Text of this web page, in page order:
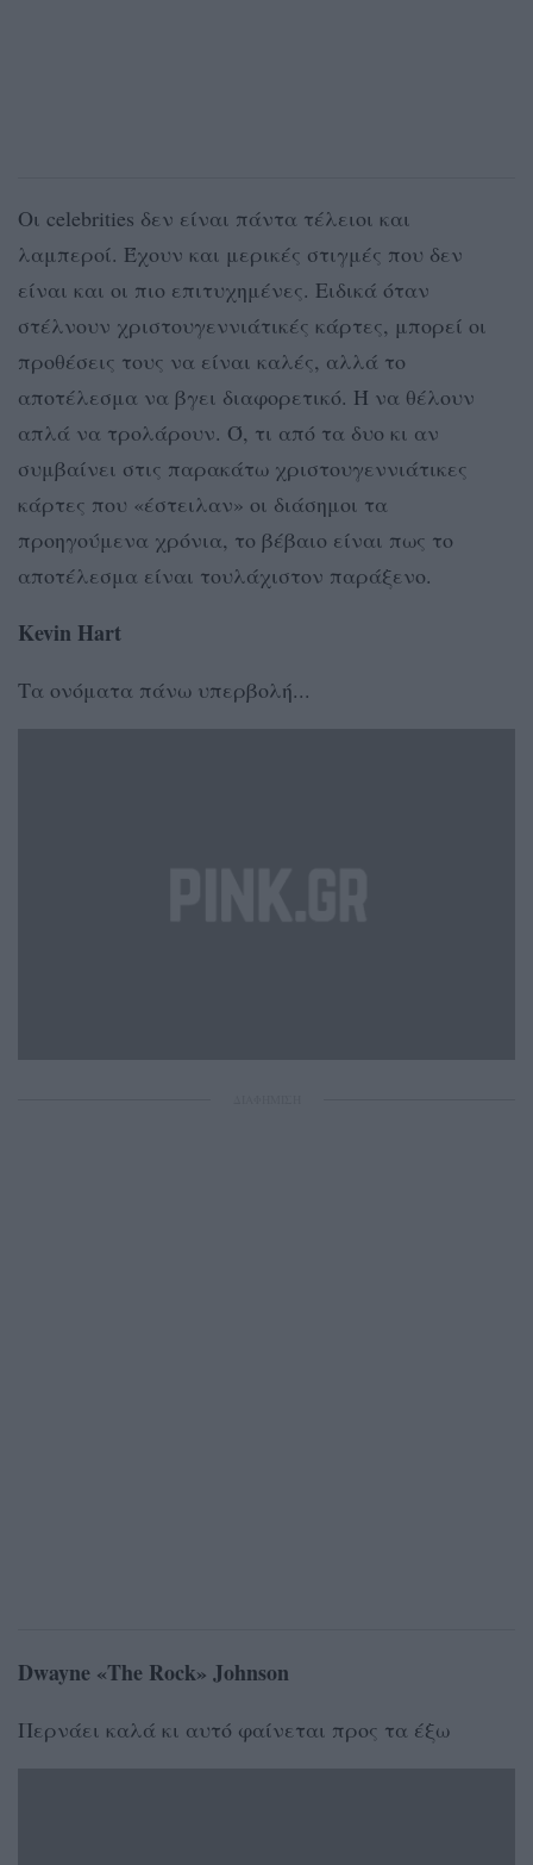
Οι celebrities δεν είναι πάντα τέλειοι και
λαμπεροί. Έχουν και μερικές στιγμές που δεν
είναι και οι πιο επιτυχημένες. Ειδικά όταν
στέλνουν χριστουγεννιάτικές κάρτες, μπορεί οι
προθέσεις τους να είναι καλές, αλλά το
αποτέλεσμα να βγει διαφορετικό. Ή να θέλουν
απλά να τρολάρουν. Ό, τι από τα δυο κι αν
συμβαίνει στις παρακάτω χριστουγεννιάτικες
κάρτες που «έστειλαν» οι διάσημοι τα
προηγούμενα χρόνια, το βέβαιο είναι πως το
αποτέλεσμα είναι τουλάχιστον παράξενο.
Kevin Hart
Τα ονόματα πάνω υπερβολή...
Dwayne «The Rock» Johnson
Περνάει καλά κι αυτό φαίνεται προς τα έξω